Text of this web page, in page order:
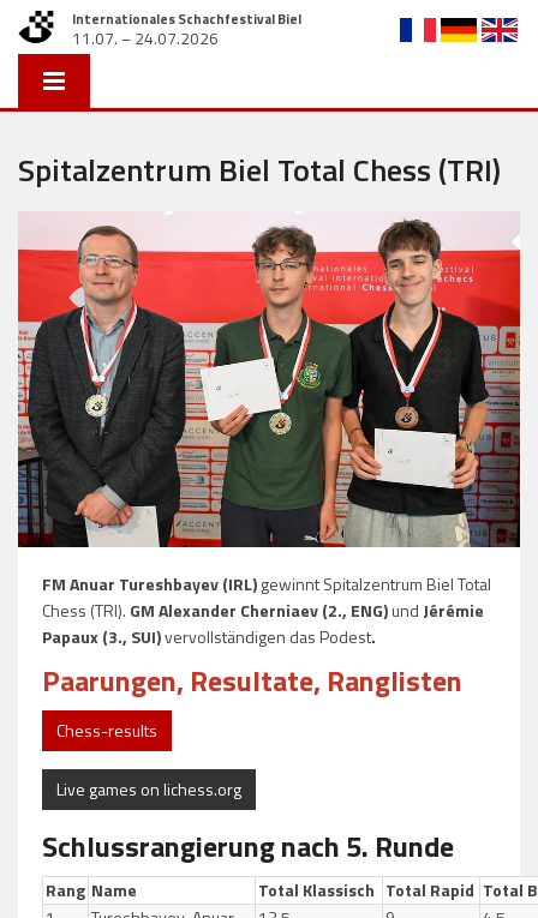
Internationales Schachfestival Biel
11.07. – 24.07.2026
Spitalzentrum Biel Total Chess (TRI)
FM Anuar Tureshbayev (IRL)gewinnt Spitalzentrum Biel Total
Chess (TRI). GM Alexander Cherniaev (2., ENG)und Jérémie
Papaux (3., SUI)vervollständigen das Podest.
Paarungen, Resultate, Ranglisten
Chess-results
Live games on lichess.org
Schlussrangierung nach 5. Runde
Rang Name Total Klassisch Total Rapid Total